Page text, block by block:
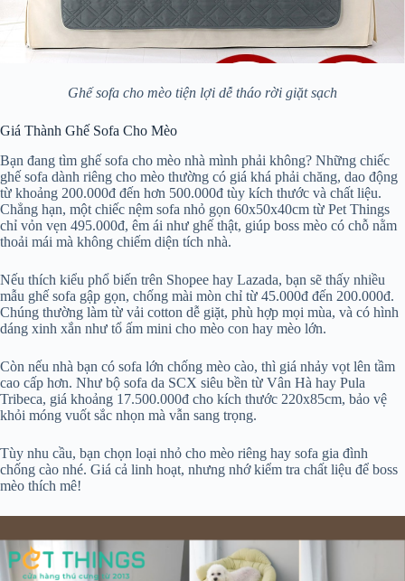
Ghế sofa cho mèo tiện lợi dễ tháo rời giặt sạch
Giá Thành Ghế Sofa Cho Mèo
Bạn đang tìm ghế sofa cho mèo nhà mình phải không? Những chiếc
ghế sofa dành riêng cho mèo thường có giá khá phải chăng, dao động
từ khoảng 200.000đ đến hơn 500.000đ tùy kích thước và chất liệu.
Chẳng hạn, một chiếc nệm sofa nhỏ gọn 60x50x40cm từ Pet Things
chỉ vỏn vẹn 495.000đ, êm ái như ghế thật, giúp boss mèo có chỗ nằm
thoải mái mà không chiếm diện tích nhà.
Nếu thích kiểu phổ biến trên Shopee hay Lazada, bạn sẽ thấy nhiều
mẫu ghế sofa gập gọn, chống mài mòn chỉ từ 45.000đ đến 200.000đ.
Chúng thường làm từ vải cotton dễ giặt, phù hợp mọi mùa, và có hình
dáng xinh xắn như tổ ấm mini cho mèo con hay mèo lớn.
Còn nếu nhà bạn có sofa lớn chống mèo cào, thì giá nhảy vọt lên tầm
cao cấp hơn. Như bộ sofa da SCX siêu bền từ Vân Hà hay Pula
Tribeca, giá khoảng 17.500.000đ cho kích thước 220x85cm, bảo vệ
khỏi móng vuốt sắc nhọn mà vẫn sang trọng.
Tùy nhu cầu, bạn chọn loại nhỏ cho mèo riêng hay sofa gia đình
chống cào nhé. Giá cả linh hoạt, nhưng nhớ kiểm tra chất liệu để boss
mèo thích mê!